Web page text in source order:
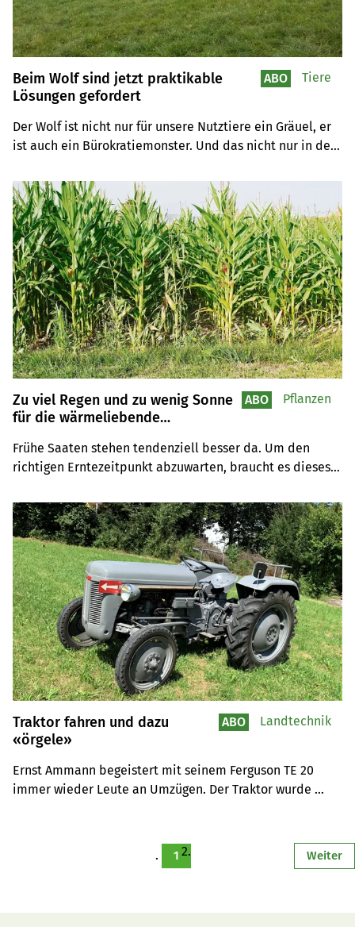
Beim Wolf sind jetzt praktikable
Lösungen gefordert
Der Wolf ist nicht nur für unsere Nutztiere ein Gräuel, er
ist auch ein Bürokratiemonster. Und das nicht nur in der
Praktikantin Bettina Mäder hofft auf pragmatische
Lösungen, die die betroffene Bevölkerung möglichst
rasch entlasten.
ABO Tiere
Zu viel Regen und zu wenig Sonne
für die wärmeliebende
Frühe Saaten stehen tendenziell besser da. Um den
richtigen Erntezeitpunkt abzuwarten, braucht es dieses
ABO Pflanzen
Traktor fahren und dazu
«örgele»
Ernst Ammann begeistert mit seinem Ferguson TE 20
immer wieder Leute an Umzügen. Der Traktor wurde
ABO Landtechnik
1 Weiter